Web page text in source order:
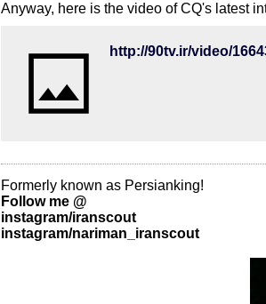
Anyway, here is the video of CQ's latest
Formerly known as Persianking!
Follow me @
instagram/iranscout
instagram/nariman_iranscout